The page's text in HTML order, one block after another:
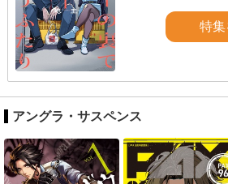
特集
アングラ・サスペンス